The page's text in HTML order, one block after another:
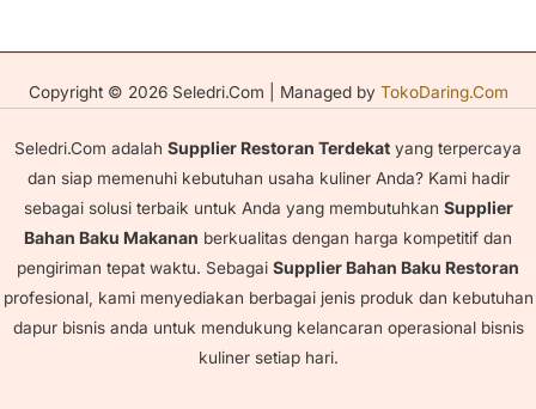
Copyright © 2026 Seledri.Com | Managed by TokoDaring.Com
Seledri.Com adalah Supplier Restoran Terdekat yang terpercaya
dan siap memenuhi kebutuhan usaha kuliner Anda? Kami hadir
sebagai solusi terbaik untuk Anda yang membutuhkan Supplier
Bahan Baku Makanan berkualitas dengan harga kompetitif dan
pengiriman tepat waktu. Sebagai Supplier Bahan Baku Restoran
profesional, kami menyediakan berbagai jenis produk dan kebutuhan
dapur bisnis anda untuk mendukung kelancaran operasional bisnis
kuliner setiap hari.